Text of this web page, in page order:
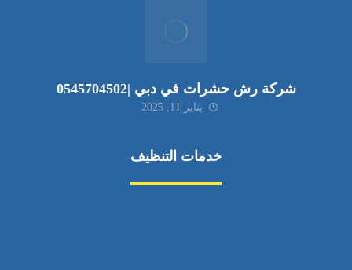
شركة رش حشرات في دبي |0545704502
يناير 11, 2025
خدمات التنظيف